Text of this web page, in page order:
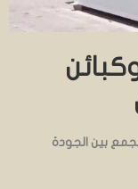
بين الجودة